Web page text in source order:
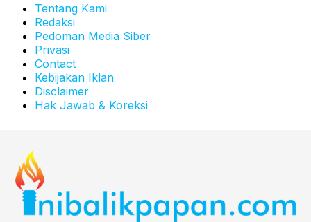
Tentang Kami
Redaksi
Pedoman Media Siber
Privasi
Contact
Kebijakan Iklan
Disclaimer
Hak Jawab & Koreksi